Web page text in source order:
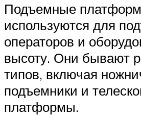
Подъемные
используются для
операторов и
высоту. Они бывают
типов, включая
подъемники и
платформы.